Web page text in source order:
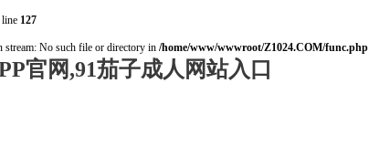
127
stream: No such file or directory in /home/www/wwwroot/Z1024.COM/func.php
官网,91茄子成人网站入口